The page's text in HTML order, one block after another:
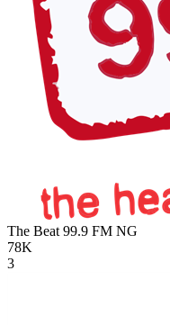
The Beat 99.9 FM NG
78K
3